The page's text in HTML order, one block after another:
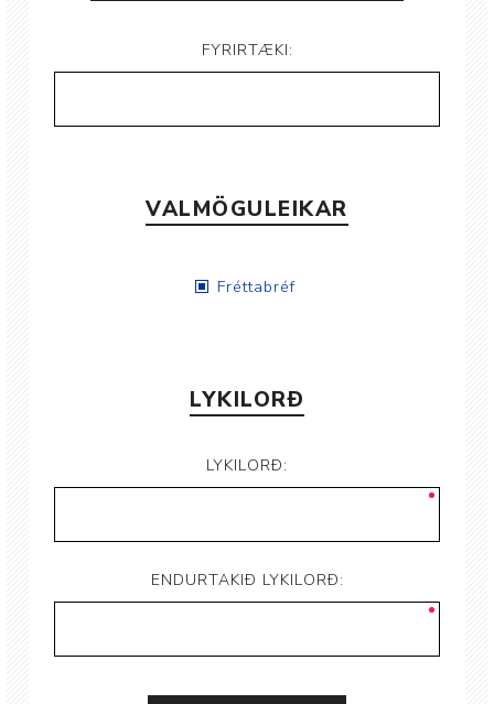
FYRIRTÆKI:
VALMÖGULEIKAR
Fréttabréf
LYKILORÐ
LYKILORÐ:
ENDURTAKIÐ LYKILORÐ: